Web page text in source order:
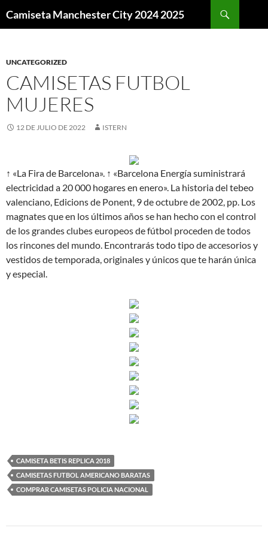
Camiseta Manchester City 2024 2025
UNCATEGORIZED
CAMISETAS FUTBOL
MUJERES
12 DE JULIO DE 2022 ISTERN
↑ «La Fira de Barcelona». ↑ «Barcelona Energía suministrará
electricidad a 20 000 hogares en enero». La historia del tebeo
valenciano, Edicions de Ponent, 9 de octubre de 2002, pp. Los
magnates que en los últimos años se han hecho con el control
de los grandes clubes europeos de fútbol proceden de todos
los rincones del mundo. Encontrarás todo tipo de accesorios y
vestidos de temporada, originales y únicos que te harán única
y especial.
CAMISETA BETIS REPLICA 2018
CAMISETAS FUTBOL AMERICANO BARATAS
COMPRAR CAMISETAS POLICIA NACIONAL